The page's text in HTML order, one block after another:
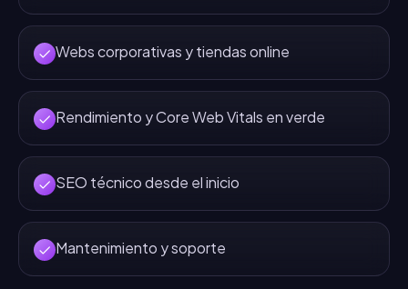
Webs corporativas y tiendas online
Rendimiento y Core Web Vitals en verde
SEO técnico desde el inicio
Mantenimiento y soporte